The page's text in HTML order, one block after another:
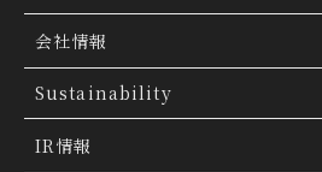
ブランド検索
ブランドトピックス
「ファッションの力を信じよう」
THE MOVIE
会社情報
TSI トピックス
会社概要
Sustainability
IR情報